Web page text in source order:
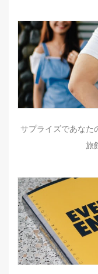
サプライズであなた
旅